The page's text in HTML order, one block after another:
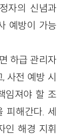
자의 신념과
예방이 가능
하급 관리자
사전 예방 시
임져야 할 조
피해간다. 세
인 해경 지휘